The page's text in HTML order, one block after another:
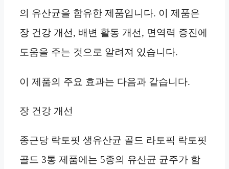
의 유산균을 함유한 제품입니다. 이 제품은
장 건강 개선, 배변 활동 개선, 면역력 증진에
도움을 주는 것으로 알려져 있습니다.
이 제품의 주요 효과는 다음과 같습니다.
장 건강 개선
종근당 락토핏 생유산균 골드 라토픽 락토핏
골드 3통 제품에는 5종의 유산균 균주가 함